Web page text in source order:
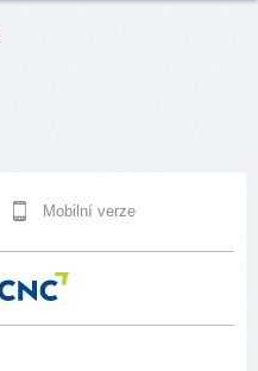
Mobilní verze